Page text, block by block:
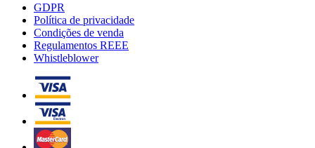
GDPR
Política de privacidade
Condições de venda
Regulamentos REEE
Whistleblower